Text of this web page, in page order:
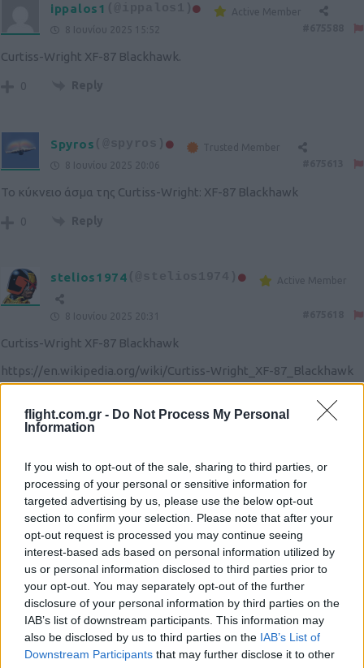
flight.com.gr - Do Not Process My Personal
Information
If you wish to opt-out of the sale, sharing to third parties, or
processing of your personal or sensitive information for
targeted advertising by us, please use the below opt-out
section to confirm your selection. Please note that after your
opt-out request is processed you may continue seeing
interest-based ads based on personal information utilized by
us or personal information disclosed to third parties prior to
your opt-out. You may separately opt-out of the further
disclosure of your personal information by third parties on the
IAB’s list of downstream participants. This information may
also be disclosed by us to third parties on the IAB’s List of
Downstream Participants that may further disclose it to other
ippalos1 (@ippalos1)
Active Member
8 Ιουνίου 2025 15:52
Curtiss-Wright XF-87 Blackhawk.
0 Reply
Spyros
Trusted Member
8 Ιουνίου 2025 20:06
Το κύκνειο άσμα της Curtiss-Wright: XF-87 Blackhawk
0 Reply
stelios1974 Active Member
8 Ιουνίου 2025 20:31
Curtiss-Wright XF-87 Blackhawk
https://en.wikipedia.org/wiki/Curtiss-Wright_XF-87_Blackhawk
Active Member
9 Ιουνίου 2025 18:35
Το κύκνειο άσμα της Curtiss-Wright: XF-87 Blackhawk. Έχασε από
το Northrop XF-89 Scorpion.
0 Reply
DangerJetExhaust(@dangerjetexhaust)
Trusted Member
9 Ιουνίου 2025 21:39
#675758